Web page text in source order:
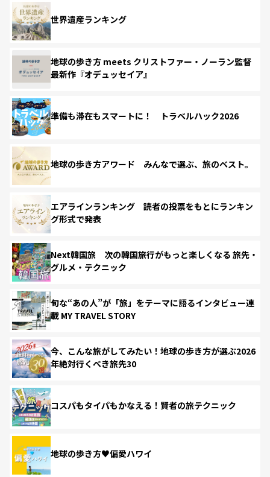
世界遺産ランキング
地球の歩き方 meets クリストファー・ノーラン監督
最新作『オデュッセイア』
準備も滞在もスマートに！ トラベルハック2026
地球の歩き方アワード みんなで選ぶ、旅のベスト。
エアラインランキング 読者の投票をもとにランキン
グ形式で発表
Next韓国旅 次の韓国旅行がもっと楽しくなる 旅先・
グルメ・テクニック
旬な“あの人”が「旅」をテーマに語るインタビュー連
載 MY TRAVEL STORY
今、こんな旅がしてみたい！地球の歩き方が選ぶ2026
年絶対行くべき旅先30
コスパもタイパもかなえる！賢者の旅テクニック
地球の歩き方♥偏愛ハワイ